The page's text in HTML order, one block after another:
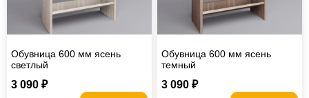
Обувница 600 мм ясень
светлый
3 090 ₽
Обувница 600 мм ясень
темный
3 090 ₽